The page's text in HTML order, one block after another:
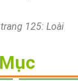
125: Loài